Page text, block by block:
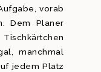
vorab
Dem Planer
manchmal
jedem Platz